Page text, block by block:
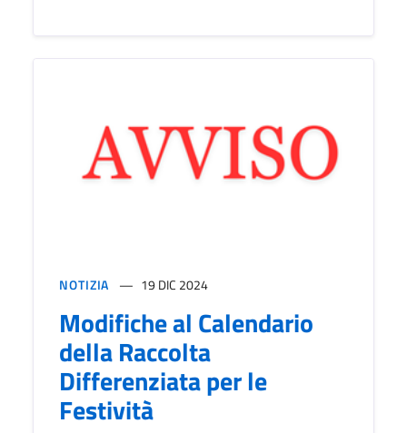
NOTIZIA 19 DIC 2024
Modifiche al Calendario
della Raccolta
Differenziata per le
Festività